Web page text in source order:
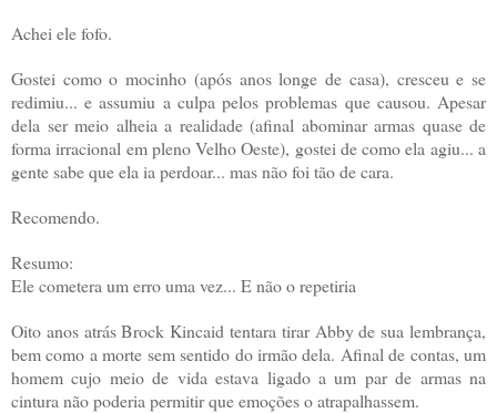
Achei ele fofo.
Gostei como o mocinho (após anos longe de casa), cresceu e se
redimiu... e assumiu a culpa pelos problemas que causou. Apesar
dela ser meio alheia a realidade (afinal abominar armas quase de
forma irracional em pleno Velho Oeste), gostei de como ela agiu... a
gente sabe que ela ia perdoar... mas não foi tão de cara.
Recomendo.
Resumo:
Ele cometera um erro uma vez... E não o repetiria
Oito anos atrás Brock Kincaid tentara tirar Abby de sua lembrança,
bem como a morte sem sentido do irmão dela. Afinal de contas, um
homem cujo meio de vida estava ligado a um par de armas na
cintura não poderia permitir que emoções o atrapalhassem.